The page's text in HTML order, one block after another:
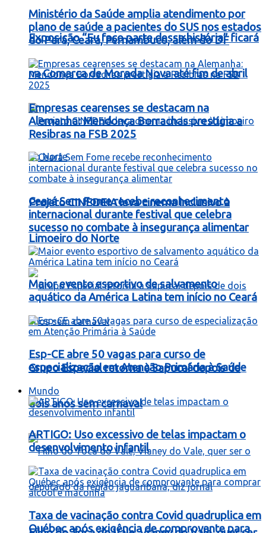
Exposição “Eu faço parte dessa história” ficará
na Comarca de Morada Nova até fim de abril
Projeto CINEDEIA leva cinema inclusivo à
Limoeiro do Norte
Grupo Especial retorna à Sapucaí depois de
dois anos sem carnaval
Ministério da Saúde amplia atendimento por
plano de saúde a pacientes do SUS nos estados
do Pará, Ceará, Pernambuco, além do DF
Empresas cearenses se destacam na
Alemanha: Mendonça Borrachas prestigia a
Resibras na FSB 2025
Ceará Sem Fome recebe reconhecimento
internacional durante festival que celebra
sucesso no combate à insegurança alimentar
Maior evento esportivo de salvamento
aquático da América Latina tem início no Ceará
Esp-CE abre 50 vagas para curso de
especialização em Atenção Primária à Saúde
Mundo
ARTIGO: Uso excessivo de telas impactam o
desenvolvimento infantil
Taxa de vacinação contra Covid quadruplica em
Québec após exigência de comprovante para